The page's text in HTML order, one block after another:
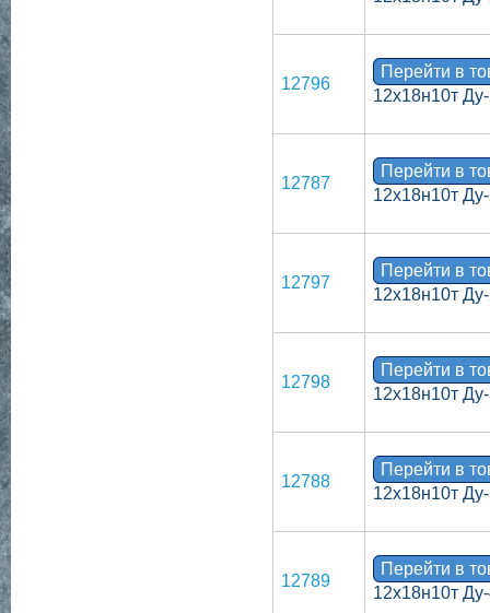
12796
Перейти в
12х18н10т
12787
Перейти в
12х18н10т
12797
Перейти в
12х18н10т
12798
Перейти в
12х18н10т
12788
Перейти в
12х18н10т
12789
Перейти в
12х18н10т